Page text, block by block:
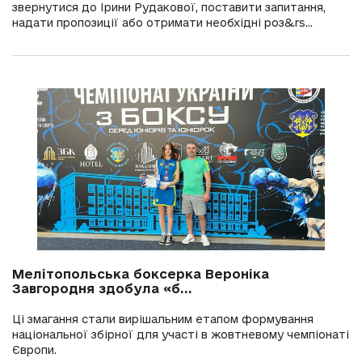
звернутися до Ірини Рудакової, поставити запитання,
надати пропозиції або отримати необхідні роз&rs...
Мелітопольська боксерка Вероніка
Завгородня здобула «б...
Ці змагання стали вирішальним етапом формування
національної збірної для участі в жовтневому чемпіонаті
Європи.